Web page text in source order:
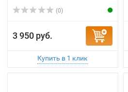
(0)
3 950 руб.